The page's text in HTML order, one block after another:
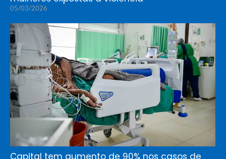
05/03/2026
Capital tem aumento de 90% nos casos de